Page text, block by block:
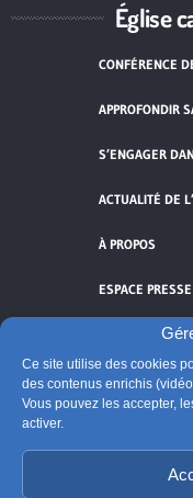
Ce site utilise des cookies
des contenus enrichis
Vous pouvez les accepter,
activer.
Église
CONFÉRENCE
APPROFONDIR
S’ENGAGER
ACTUALITÉ DE
À PROPOS
ESPACE
Cliquez
vidéos et